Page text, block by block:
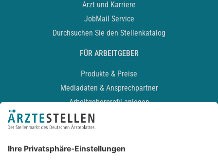
Arzt und Karriere
JobMail Service
Durchsuchen Sie den Stellenkatalog
FÜR ARBEITGEBER
Produkte & Preise
Mediadaten & Ansprechpartner
Arbeitgeberprofil anlegen
Recruiting-Podcast